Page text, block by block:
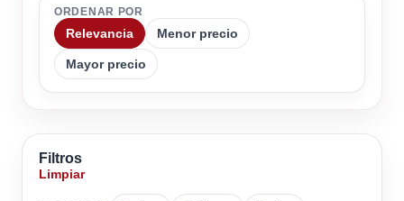
ORDENAR POR
Relevancia Menor precio
Mayor precio
Filtros
Limpiar